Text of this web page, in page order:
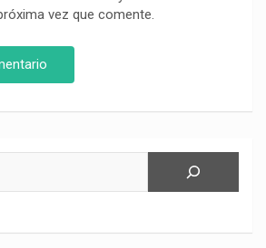
vez que comente.